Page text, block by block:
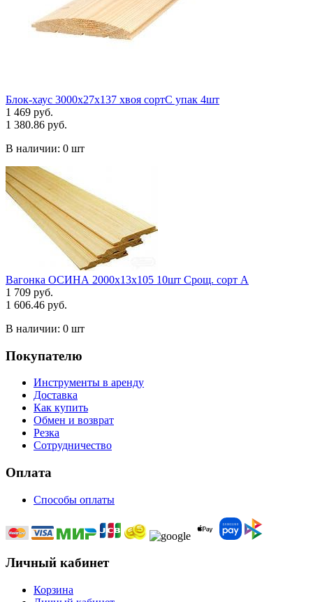
Блок-хаус 3000х27х137 хвоя сортС упак 4шт
1 469 руб.
1 380.86 руб.
В наличии: 0 шт
Вагонка ОСИНА 2000х13х105 10шт Срощ. сорт А
1 709 руб.
1 606.46 руб.
В наличии: 0 шт
Покупателю
Инструменты в аренду
Доставка
Как купить
Обмен и возврат
Резка
Сотрудничество
Оплата
Способы оплаты
Личный кабинет
Корзина